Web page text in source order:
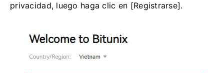
privacidad, luego haga clic en [Registrarse].